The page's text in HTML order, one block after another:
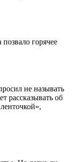
горячее
не называть
рассказывать об